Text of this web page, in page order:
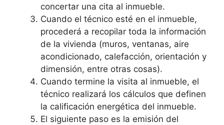
concertar una cita al inmueble.
Cuando el técnico esté en el inmueble,
procederá a recopilar toda la información
de la vivienda (muros, ventanas, aire
acondicionado, calefacción, orientación y
dimensión, entre otras cosas).
Cuando termine la visita al inmueble, el
técnico realizará los cálculos que definen
la calificación energética del inmueble.
El siguiente paso es la emisión del